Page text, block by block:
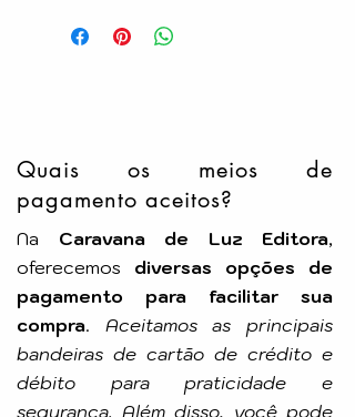
Acabamento: Capa Comum – Bolso
Autor: Lourival Lopes
Quais os meios de
pagamento aceitos?
Na Caravana de Luz Editora,
oferecemos diversas opções de
pagamento para facilitar sua
compra. Aceitamos as principais
bandeiras de cartão de crédito e
débito para praticidade e
segurança. Além disso, você pode